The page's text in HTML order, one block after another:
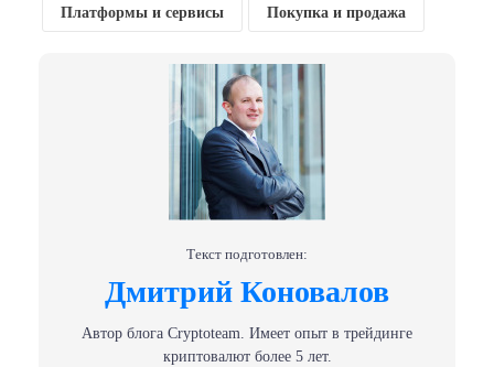
Платформы и сервисы Покупка и продажа
Текст подготовлен:
Дмитрий Коновалов
Автор блога Сryptoteam. Имеет опыт в трейдинге
криптовалют более 5 лет.